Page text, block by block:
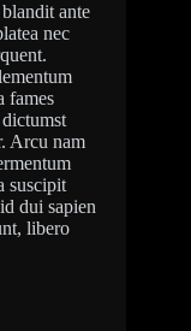
ante
nec
fames
Arcu nam
suscipit
dui sapien
libero